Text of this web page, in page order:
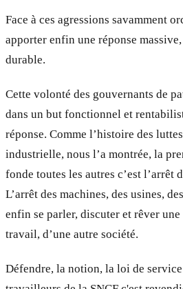
Face à ces agressions savamment
apporter enfin une réponse
durable.
Cette volonté des gouvernants de
dans un but fonctionnel et
réponse. Comme l’histoire des
industrielle, nous l’a montrée, la
fonde toutes les autres c’est l’arrêt
L’arrêt des machines, des usines,
enfin se parler, discuter et rêver
travail, d’une autre société.
Défendre, la notion, la loi de